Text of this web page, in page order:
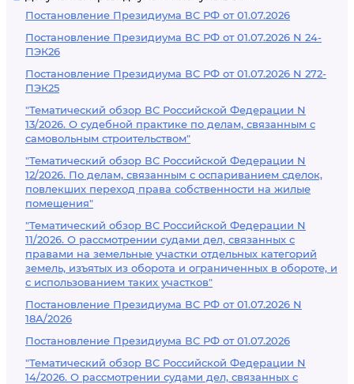
Постановление Президиума ВС РФ от 01.07.2026
Постановление Президиума ВС РФ от 01.07.2026 N 24-
ПЭК26
Постановление Президиума ВС РФ от 01.07.2026 N 272-
ПЭК25
"Тематический обзор ВС Российской Федерации N
13/2026. О судебной практике по делам, связанным с
самовольным строительством"
"Тематический обзор ВС Российской Федерации N
12/2026. По делам, связанным с оспариванием сделок,
повлекших переход права собственности на жилые
помещения"
"Тематический обзор ВС Российской Федерации N
11/2026. О рассмотрении судами дел, связанных с
правами на земельные участки отдельных категорий
земель, изъятых из оборота и ограниченных в обороте, и
с использованием таких участков"
Постановление Президиума ВС РФ от 01.07.2026 N
18А/2026
Постановление Президиума ВС РФ от 01.07.2026
"Тематический обзор ВС Российской Федерации N
14/2026. О рассмотрении судами дел, связанных с